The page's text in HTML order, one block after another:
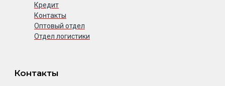
Кредит
Контакты
Оптовый отдел
Отдел логистики
Контакты